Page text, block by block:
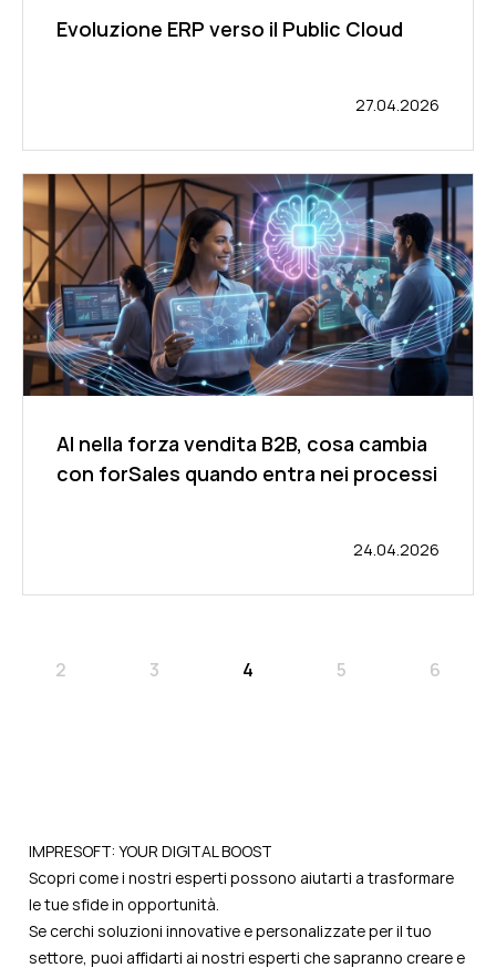
Evoluzione ERP verso il Public Cloud
27.04.2026
AI nella forza vendita B2B, cosa cambia
con forSales quando entra nei processi
24.04.2026
2 3 4 5 6
IMPRESOFT: YOUR DIGITAL BOOST
Scopri come i nostri esperti possono aiutarti a trasformare
le tue sfide in opportunità.
Se cerchi soluzioni innovative e personalizzate per il tuo
settore, puoi affidarti ai nostri esperti che sapranno creare e